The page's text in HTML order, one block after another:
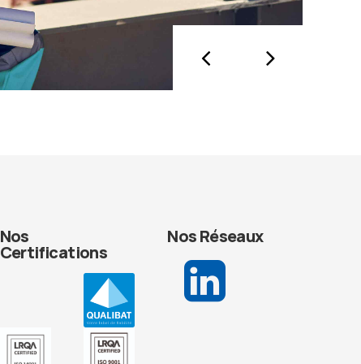
Nos
Certifications
Nos Réseaux